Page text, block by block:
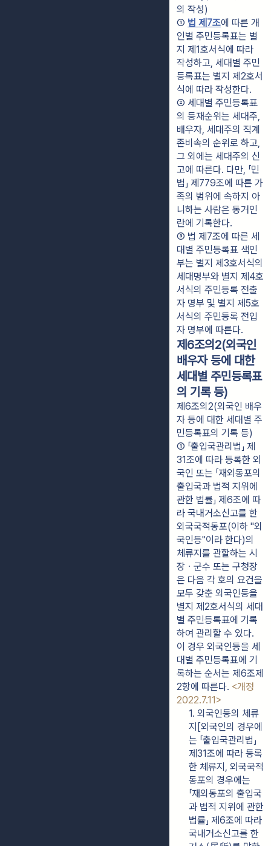
의 작성)
① 법 제7조에 따른 개
인별 주민등록표는 별
지 제1호서식에 따라
작성하고, 세대별 주민
등록표는 별지 제2호서
식에 따라 작성한다.
② 세대별 주민등록표
의 등재순위는 세대주,
배우자, 세대주의 직계
존비속의 순위로 하고,
그 외에는 세대주의 신
고에 따른다. 다만, 「민
법」 제779조에 따른 가
족의 범위에 속하지 아
니하는 사람은 동거인
란에 기록한다.
③ 법 제7조에 따른 세
대별 주민등록표 색인
부는 별지 제3호서식의
세대명부와 별지 제4호
서식의 주민등록 전출
자 명부 및 별지 제5호
서식의 주민등록 전입
자 명부에 따른다.
제6조의2(외국인
배우자 등에 대한
세대별 주민등록표
의 기록 등)
제6조의2(외국인 배우
자 등에 대한 세대별 주
민등록표의 기록 등)
① 「출입국관리법」 제
31조에 따라 등록한 외
국인 또는 「재외동포의
출입국과 법적 지위에
관한 법률」 제6조에 따
라 국내거소신고를 한
외국국적동포(이하 "외
국인등"이라 한다)의
체류지를 관할하는 시
장ㆍ군수 또는 구청장
은 다음 각 호의 요건을
모두 갖춘 외국인등을
별지 제2호서식의 세대
별 주민등록표에 기록
하여 관리할 수 있다.
이 경우 외국인등을 세
대별 주민등록표에 기
록하는 순서는 제6조제
2항에 따른다. <개정
2022.7.11>
1. 외국인등의 체류
지[외국인의 경우에
는 「출입국관리법」
제31조에 따라 등록
한 체류지, 외국국적
동포의 경우에는
「재외동포의 출입국
과 법적 지위에 관한
법률」 제6조에 따라
국내거소신고를 한